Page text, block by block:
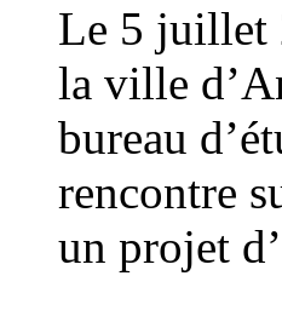
Le 5 juillet
la ville
bureau
rencontre
un projet